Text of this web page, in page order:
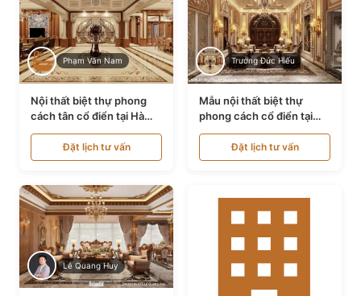
Phạm Văn Nam
Nội thất biệt thự phong
cách tân cổ điển tại Hà
Nội NT24405
Đặt lịch tư vấn
Trương Đức Hiếu
Mẫu nội thất biệt thự
phong cách cổ điển tại
Bình Dương NT24532
Đặt lịch tư vấn
Lê Quang Huy